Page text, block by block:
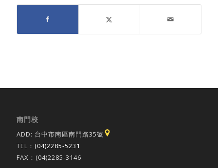
南門校
ADD: 台中市南區南門路35號
TEL： (04)2285-5231
FAX：(04)2285-3146